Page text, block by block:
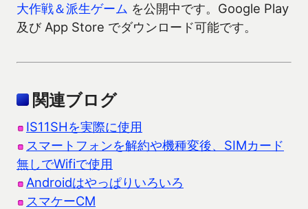
大作戦＆派生ゲーム を公開中です。Google Play
及び App Store でダウンロード可能です。
関連ブログ
IS11SHを実際に使用
スマートフォンを解約や機種変後、SIMカード
無しでWifiで使用
Androidはやっぱりいろいろ
スマケーCM